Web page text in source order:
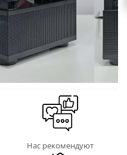
Нас рекомендуют